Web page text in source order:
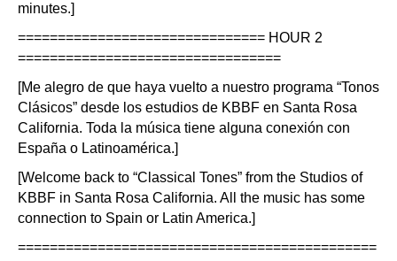
minutes.]
=============================== HOUR 2
=================================
[Me alegro de que haya vuelto a nuestro programa “Tonos
Clásicos” desde los estudios de KBBF en Santa Rosa
California. Toda la música tiene alguna conexión con
España o Latinoamérica.]
[Welcome back to “Classical Tones” from the Studios of
KBBF in Santa Rosa California. All the music has some
connection to Spain or Latin America.]
=============================================